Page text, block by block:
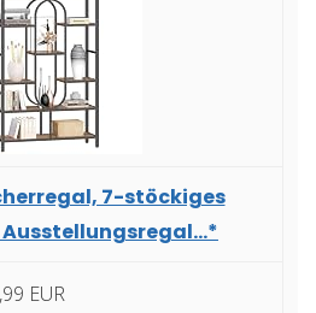
7-stöckiges
EUR